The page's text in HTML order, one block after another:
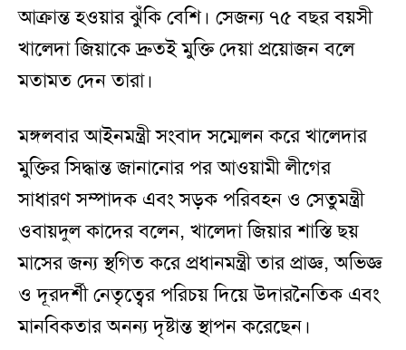
আক্রান্ত হওয়ার ঝুঁকি বেশি। সেজন্য ৭৫ বছর বয়সী
খালেদা জিয়াকে দ্রুতই মুক্তি দেয়া প্রয়োজন বলে
মতামত দেন তারা।
মঙ্গলবার আইনমন্ত্রী সংবাদ সম্মেলন করে খালেদার
মুক্তির সিদ্ধান্ত জানানোর পর আওয়ামী লীগের
সাধারণ সম্পাদক এবং সড়ক পরিবহন ও সেতুমন্ত্রী
ওবায়দুল কাদের বলেন, খালেদা জিয়ার শাস্তি ছয়
মাসের জন্য স্থগিত করে প্রধানমন্ত্রী তার প্রাজ্ঞ, অভিজ্ঞ
ও দূরদর্শী নেতৃত্বের পরিচয় দিয়ে উদারনৈতিক এবং
মানবিকতার অনন্য দৃষ্টান্ত স্থাপন করেছেন।